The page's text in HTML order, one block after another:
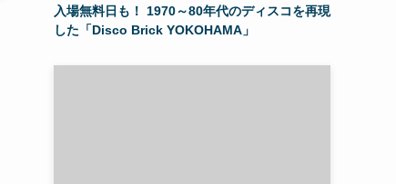
入場無料日も！ 1970～80年代のディスコを再現
した「Disco Brick YOKOHAMA」